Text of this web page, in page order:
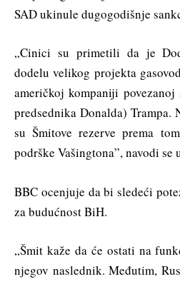
SAD ukinule dugogodišnje
„Cinici su primetili da je
dodelu velikog projekta
američkoj kompaniji
predsednika Donalda) Trampa.
su Šmitove rezerve prema
podrške Vašingtona”, navodi se
BBC ocenjuje da bi sledeći
za budućnost BiH.
„Šmit kaže da će ostati na
njegov naslednik. Međutim,